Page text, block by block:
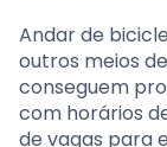
Andar de
outros meios
conseguem
com horários
de vagas para